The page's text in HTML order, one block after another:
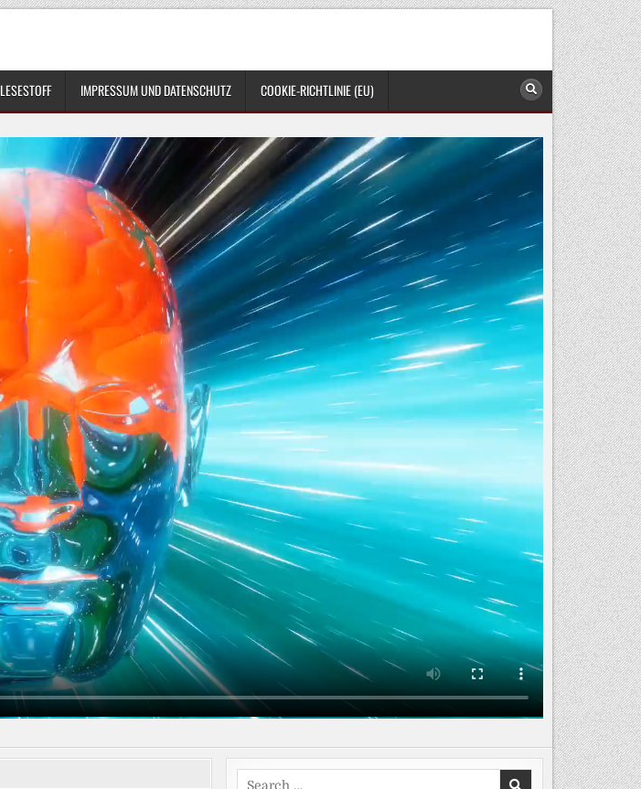
LESESTOFF IMPRESSUM UND DATENSCHUTZ COOKIE-RICHTLINIE (EU)
Search